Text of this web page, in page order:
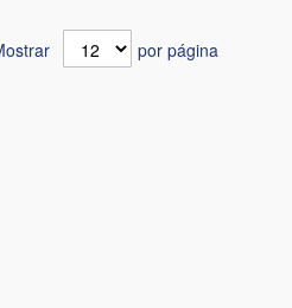
por página